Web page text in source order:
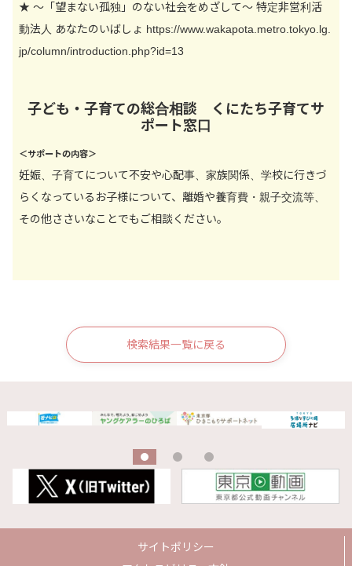
★ ～「望まない孤独」のない社会をめざして～ 特定非営利活
動法人 あなたのいばしょ https://www.wakapota.metro.tokyo.lg.
jp/column/introduction.php?id=13
子ども・子育ての総合相談 くにたち子育てサ
ポート窓口
＜サポートの内容＞
妊娠、子育てについて不安や心配事、家族関係、学校に行きづ
らくなっているお子様について、離婚や養育費・親子交流等、
その他ささいなことでもご相談ください。
検索結果一覧に戻る
サイトポリシー